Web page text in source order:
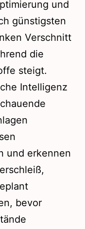
und
günstigsten
Verschnitt
die
steigt.
Intelligenz
und erkennen
bevor